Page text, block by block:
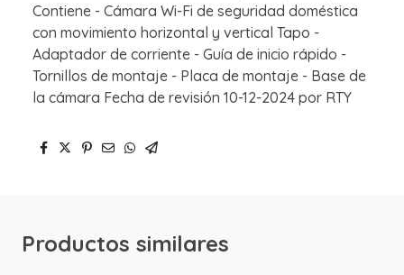
Contiene - Cámara Wi-Fi de seguridad doméstica
con movimiento horizontal y vertical Tapo -
Adaptador de corriente - Guía de inicio rápido -
Tornillos de montaje - Placa de montaje - Base de
la cámara Fecha de revisión 10-12-2024 por RTY
Productos similares